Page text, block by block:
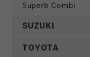
Superb Combi
SUZUKI
TOYOTA